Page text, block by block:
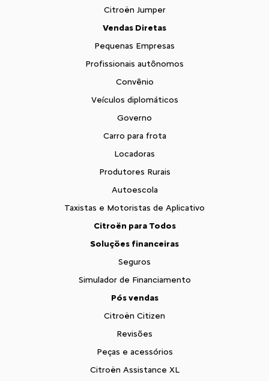
Citroën Jumper
Vendas Diretas
Pequenas Empresas
Profissionais autônomos
Convênio
Veículos diplomáticos
Governo
Carro para frota
Locadoras
Produtores Rurais
Autoescola
Taxistas e Motoristas de Aplicativo
Citroën para Todos
Soluções financeiras
Seguros
Simulador de Financiamento
Pós vendas
Citroën Citizen
Revisões
Peças e acessórios
Citroën Assistance XL